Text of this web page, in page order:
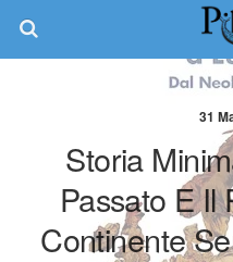
31
Storia
Passato E Il
Continente